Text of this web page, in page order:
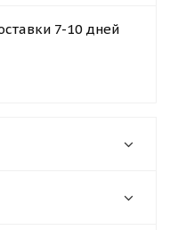
7-10 дней